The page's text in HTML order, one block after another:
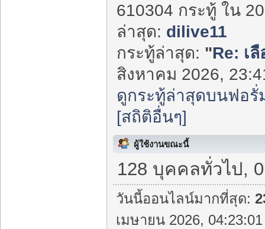
610304 กระทู้ ใน
ล่าสุด: dilive11
กระทู้ล่าสุด: "Re: เ
สิงหาคม 2026,
ดูกระทู้ล่าสุดบนฟอรั่
[สถิติอื่นๆ]
ผู้ใช้งานขณะนี้
128 บุคคลทั่วไป,
วันนี้ออนไลน์มากที่สุด:
เมษายน 2026,